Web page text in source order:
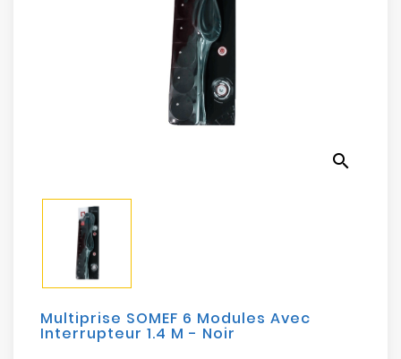
Mobilités
search
Multiprise SOMEF 6 Modules Avec
Interrupteur 1.4 M - Noir